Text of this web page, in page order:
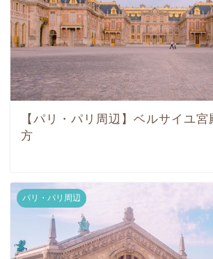
【パリ・パリ周辺】ベルサイユ宮
方
パリ・パリ周辺